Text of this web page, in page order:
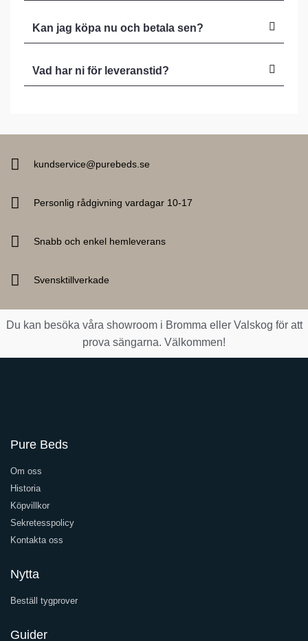
Kan jag köpa nu och betala sen?
Vad har ni för leveranstid?
kundservice@purebeds.se
Personlig rådgivning vardagar 10-17
Snabb och enkel hemleverans
Svensktillverkade
Du kan besöka våra showroom i Bromma eller Valskog för att
prova sängarna. Välkommen!
Pure Beds
Om oss
Historia
Köpvillkor
Sekretesspolicy
Kontakta oss
Nytta
Beställ tygprover
Guider